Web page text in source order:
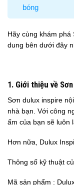
bóng
Hãy cùng khám
dung bên dưới đây
1. Giới thiệu về
Sơn dulux inspire
nhà bạn. Với công
ấm của bạn sẽ luôn
Hơn nữa, Dulux
Thông số kỹ thuật
Mã sản phẩm :